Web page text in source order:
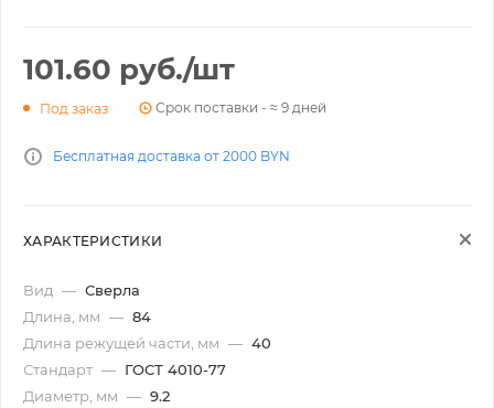
101.60 руб./шт
Под заказ Срок поставки - ≈ 9 дней
Бесплатная доставка от 2000 BYN
ХАРАКТЕРИСТИКИ
Вид — Сверла
Длина, мм — 84
Длина режущей части, мм — 40
Стандарт — ГОСТ 4010-77
Диаметр, мм — 9.2